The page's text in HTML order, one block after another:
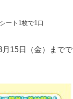
ート1枚で1口
15日（金）までで